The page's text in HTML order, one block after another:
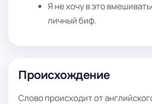
Я не хочу в это
личный биф.
Происхождение
Слово происходит от